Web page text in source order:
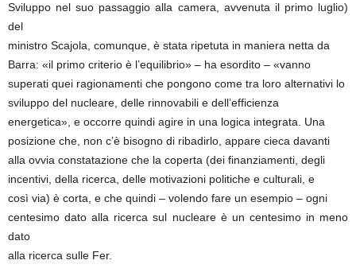
Sviluppo nel suo passaggio alla camera, avvenuta il primo luglio)
del
ministro Scajola, comunque, è stata ripetuta in maniera netta da
Barra: «il primo criterio è l’equilibrio» – ha esordito – «vanno
superati quei ragionamenti che pongono come tra loro alternativi lo
sviluppo del nucleare, delle rinnovabili e dell’efficienza
energetica», e occorre quindi agire in una logica integrata. Una
posizione che, non c’è bisogno di ribadirlo, appare cieca davanti
alla ovvia constatazione che la coperta (dei finanziamenti, degli
incentivi, della ricerca, delle motivazioni politiche e culturali, e
così via) è corta, e che quindi – volendo fare un esempio – ogni
centesimo dato alla ricerca sul nucleare è un centesimo in meno
dato
alla ricerca sulle Fer.